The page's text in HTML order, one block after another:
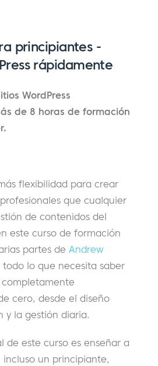
principiantes -
rápidamente
WordPress
de 8 horas de formación
flexibilidad para crear
que cualquier
de contenidos del
este curso de formación
partes de Andrew
lo que necesita saber
cero, desde el diseño
y la gestión diaria.
de este curso es enseñar a
un principiante,